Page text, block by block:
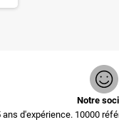
Notre
ans d'expérience. 10000